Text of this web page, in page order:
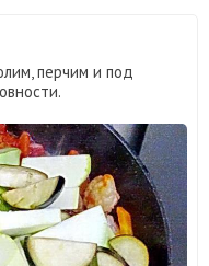
перчим и под